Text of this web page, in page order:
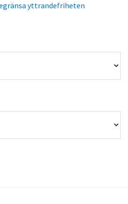
yttrandefriheten